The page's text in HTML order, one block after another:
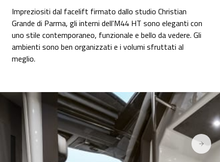
Impreziositi dal facelift firmato dallo studio Christian
Grande di Parma, gli interni dell'M44 HT sono eleganti con
uno stile contemporaneo, funzionale e bello da vedere. Gli
ambienti sono ben organizzati e i volumi sfruttati al
meglio.